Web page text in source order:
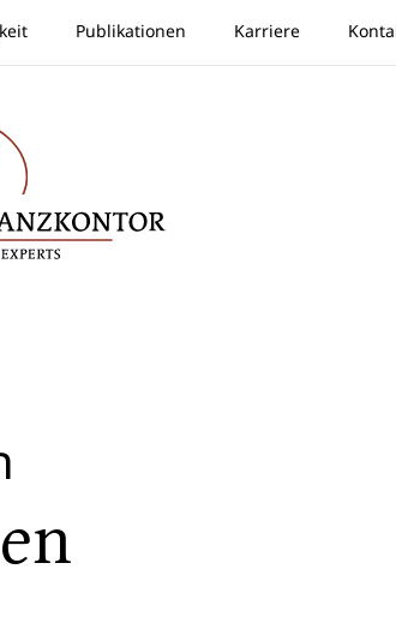
Publikationen Karriere